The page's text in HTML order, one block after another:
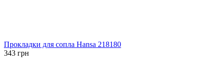
Прокладки для сопла Hansa 218180
343 грн